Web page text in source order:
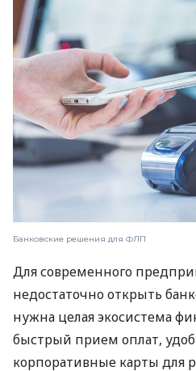
Банковские решения для ФЛП
Для современного
недостаточно открыть
нужна целая экосистема
быстрый прием оплат,
корпоративные карты для